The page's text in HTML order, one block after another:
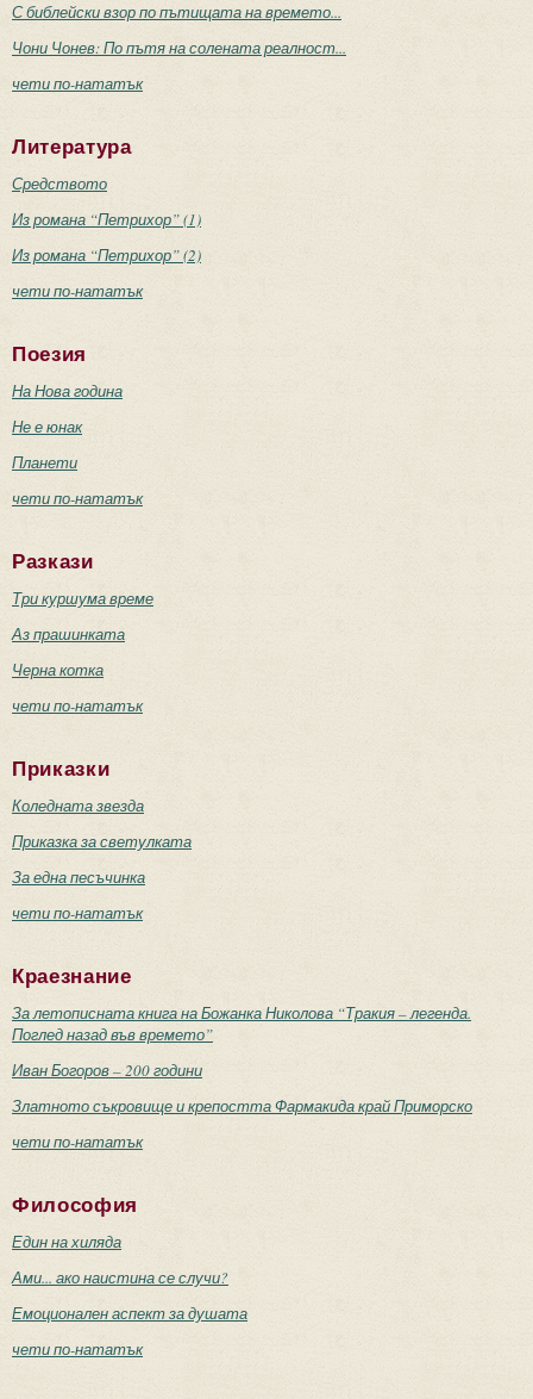
С библейски взор по пътищата на времето...
Чони Чонев: По пътя на солената реалност...
чети по-нататък
Литература
Средството
Из романа “Петрихор” (1)
Из романа “Петрихор” (2)
чети по-нататък
Поезия
На Нова година
Не е юнак
Планети
чети по-нататък
Разкази
Три куршума време
Аз прашинката
Черна котка
чети по-нататък
Приказки
Коледната звезда
Приказка за светулката
За една песъчинка
чети по-нататък
Краезнание
За летописната книга на Божанка Николова “Тракия – легенда.
Поглед назад във времето”
Иван Богоров – 200 години
Златното съкровище и крепостта Фармакида край Приморско
чети по-нататък
Философия
Един на хиляда
Ами... ако наистина се случи?
Емоционален аспект за душата
чети по-нататък